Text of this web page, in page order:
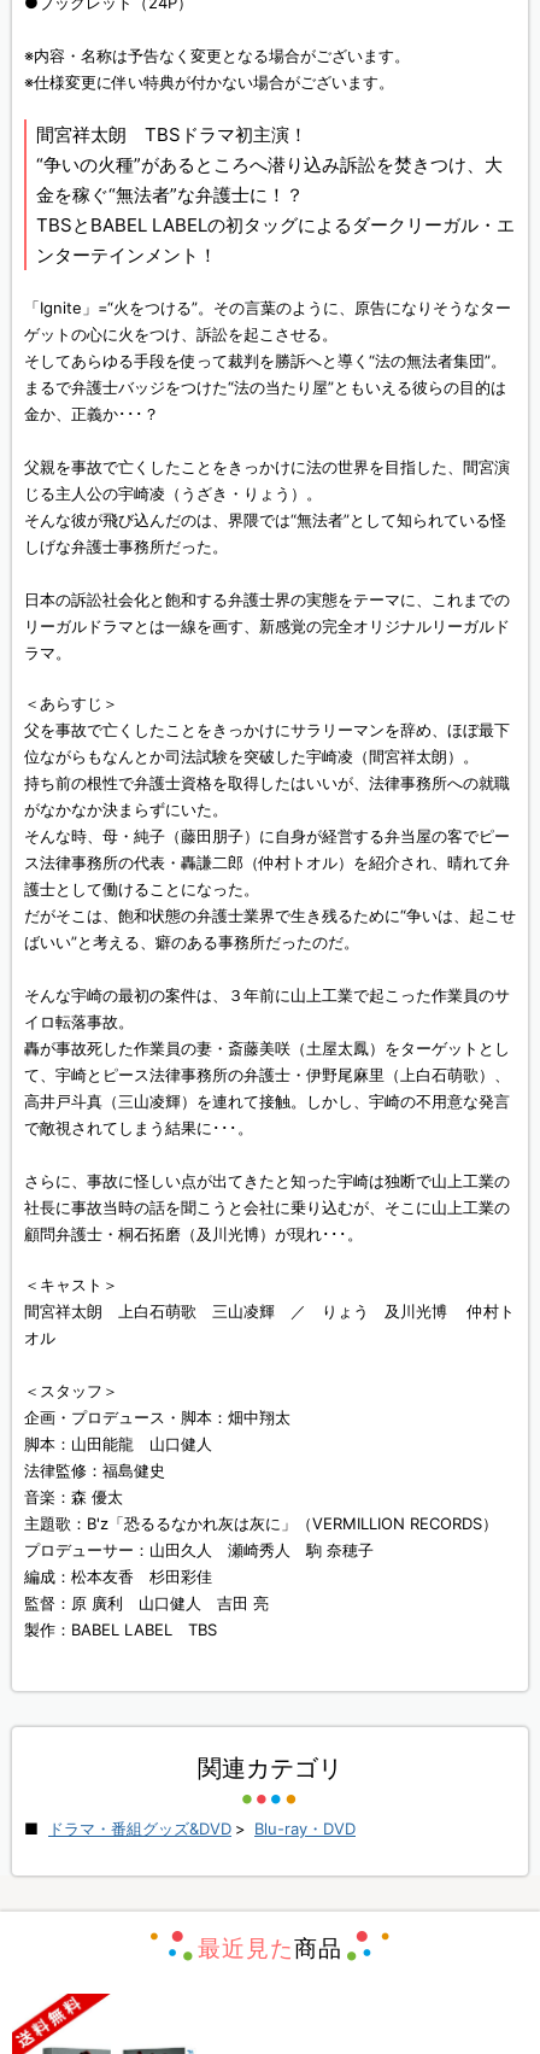
※内容・名称は予告なく変更となる場合がございます。
※仕様変更に伴い特典が付かない場合がございます。
間宮祥太朗 TBSドラマ初主演！
“争いの火種”があるところへ潜り込み訴訟を焚きつけ、大
金を稼ぐ“無法者”な弁護士に！？
TBSとBABEL LABELの初タッグによるダークリーガル・エ
ンターテインメント！
「Ignite」=“火をつける”。その言葉のように、原告になりそうなター
ゲットの心に火をつけ、訴訟を起こさせる。
そしてあらゆる手段を使って裁判を勝訴へと導く“法の無法者集団”。
まるで弁護士バッジをつけた“法の当たり屋”ともいえる彼らの目的は
金か、正義か･･･？
父親を事故で亡くしたことをきっかけに法の世界を目指した、間宮演
じる主人公の宇崎凌（うざき・りょう）。
そんな彼が飛び込んだのは、界隈では“無法者”として知られている怪
しげな弁護士事務所だった。
日本の訴訟社会化と飽和する弁護士界の実態をテーマに、これまでの
リーガルドラマとは一線を画す、新感覚の完全オリジナルリーガルド
ラマ。
＜あらすじ＞
父を事故で亡くしたことをきっかけにサラリーマンを辞め、ほぼ最下
位ながらもなんとか司法試験を突破した宇崎凌（間宮祥太朗）。
持ち前の根性で弁護士資格を取得したはいいが、法律事務所への就職
がなかなか決まらずにいた。
そんな時、母・純子（藤田朋子）に自身が経営する弁当屋の客でピー
ス法律事務所の代表・轟謙二郎（仲村トオル）を紹介され、晴れて弁
護士として働けることになった。
だがそこは、飽和状態の弁護士業界で生き残るために“争いは、起こせ
ばいい”と考える、癖のある事務所だったのだ。
そんな宇崎の最初の案件は、３年前に山上工業で起こった作業員のサ
イロ転落事故。
轟が事故死した作業員の妻・斎藤美咲（土屋太鳳）をターゲットとし
て、宇崎とピース法律事務所の弁護士・伊野尾麻里（上白石萌歌）、
高井戸斗真（三山凌輝）を連れて接触。しかし、宇崎の不用意な発言
で敵視されてしまう結果に･･･。
さらに、事故に怪しい点が出てきたと知った宇崎は独断で山上工業の
社長に事故当時の話を聞こうと会社に乗り込むが、そこに山上工業の
顧問弁護士・桐石拓磨（及川光博）が現れ･･･。
＜キャスト＞
間宮祥太朗 上白石萌歌 三山凌輝 ／ りょう 及川光博 仲村ト
オル
＜スタッフ＞
企画・プロデュース・脚本：畑中翔太
脚本：山田能龍 山口健人
法律監修：福島健史
音楽：森 優太
主題歌：B'z「恐るるなかれ灰は灰に」（VERMILLION RECORDS）
プロデューサー：山田久人 瀬崎秀人 駒 奈穂子
編成：松本友香 杉田彩佳
監督：原 廣利 山口健人 吉田 亮
製作：BABEL LABEL TBS
関連カテゴリ
ドラマ・番組グッズ&DVD > Blu-ray・DVD
最近見た商品